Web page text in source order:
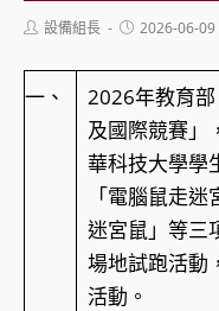
Post設備組長
Post2026-06-09
一、
2026年教育
及國際競賽」
華科技大學學
「電腦鼠走
迷宮鼠」等三
場地試跑活動
活動。